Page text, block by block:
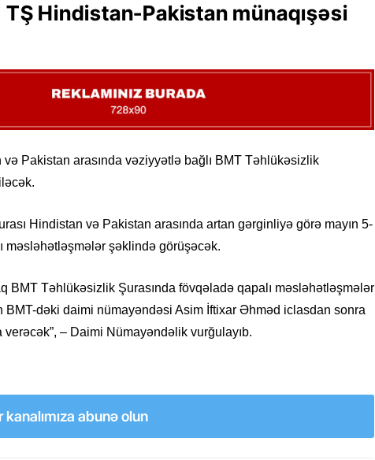
TŞ Hindistan-Pakistan münaqışəsi
və Pakistan arasında vəziyyətlə bağlı BMT Təhlükəsizlik
Hindistan və Pakistan arasında artan gərginliyə görə mayın 5-
məsləhətləşmələr şəklində görüşəcək.
BMT Təhlükəsizlik Şurasında fövqəladə qapalı məsləhətləşmələr
BMT-dəki daimi nümayəndəsi Asim İftixar Əhməd iclasdan sonra
verəcək”, – Daimi Nümayəndəlik vurğulayıb.
abunə olun